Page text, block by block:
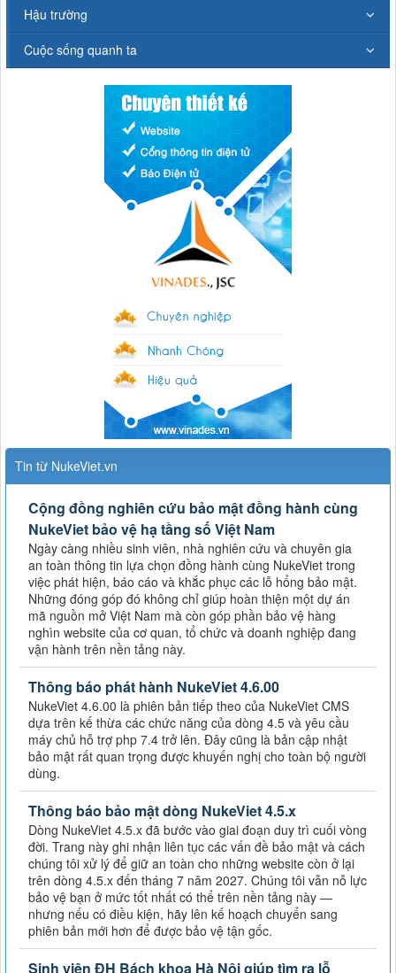
Hậu trường
Cuộc sống quanh ta
Tin từ NukeViet.vn
Cộng đồng nghiên cứu bảo mật đồng hành cùng
NukeViet bảo vệ hạ tầng số Việt Nam
Ngày càng nhiều sinh viên, nhà nghiên cứu và chuyên gia
an toàn thông tin lựa chọn đồng hành cùng NukeViet trong
việc phát hiện, báo cáo và khắc phục các lỗ hổng bảo mật.
Những đóng góp đó không chỉ giúp hoàn thiện một dự án
mã nguồn mở Việt Nam mà còn góp phần bảo vệ hàng
nghìn website của cơ quan, tổ chức và doanh nghiệp đang
vận hành trên nền tảng này.
Thông báo phát hành NukeViet 4.6.00
NukeViet 4.6.00 là phiên bản tiếp theo của NukeViet CMS
dựa trên kế thừa các chức năng của dòng 4.5 và yêu cầu
máy chủ hỗ trợ php 7.4 trở lên. Đây cũng là bản cập nhật
bảo mật rất quan trọng được khuyến nghị cho toàn bộ người
dùng.
Thông báo bảo mật dòng NukeViet 4.5.x
Dòng NukeViet 4.5.x đã bước vào giai đoạn duy trì cuối vòng
đời. Trang này ghi nhận liên tục các vấn đề bảo mật và cách
chúng tôi xử lý để giữ an toàn cho những website còn ở lại
trên dòng 4.5.x đến tháng 7 năm 2027. Chúng tôi vẫn nỗ lực
bảo vệ bạn ở mức tốt nhất có thể trên nền tảng này —
nhưng nếu có điều kiện, hãy lên kế hoạch chuyển sang
phiên bản mới hơn để được bảo vệ tận gốc.
Sinh viên ĐH Bách khoa Hà Nội giúp tìm ra lỗ